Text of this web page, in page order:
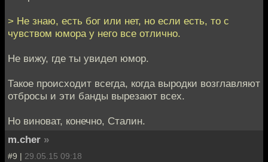
> Не знаю, есть бог или нет, но если есть, то с
чувством юмора у него все отлично.
Не вижу, где ты увидел юмор.
Такое происходит всегда, когда выродки возглавляют
отбросы и эти банды вырезают всех.
Но виноват, конечно, Сталин.
m.cher »
#9 | 29.05.15 09:18